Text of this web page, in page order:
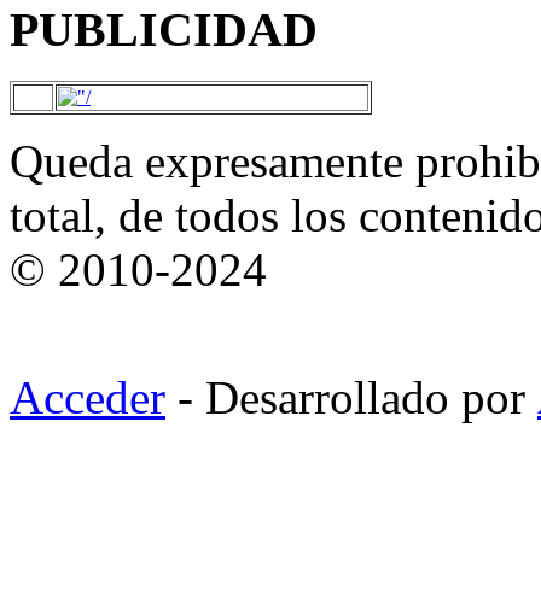
PUBLICIDAD
Queda expresamente
total, de todos los
© 2010-2024
Acceder - Desarrollado por